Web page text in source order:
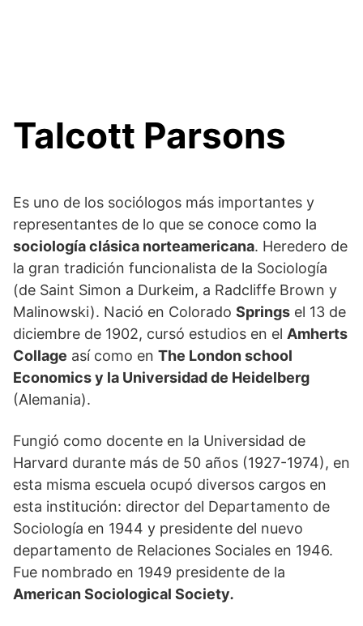
Talcott Parsons
Es uno de los sociólogos más importantes y
representantes de lo que se conoce como la
sociología clásica norteamericana. Heredero de
la gran tradición funcionalista de la Sociología
(de Saint Simon a Durkeim, a Radcliffe Brown y
Malinowski). Nació en Colorado Springs el 13 de
diciembre de 1902, cursó estudios en el Amherts
Collage así como en The London school
Economics y la Universidad de Heidelberg
(Alemania).
Fungió como docente en la Universidad de
Harvard durante más de 50 años (1927-1974), en
esta misma escuela ocupó diversos cargos en
esta institución: director del Departamento de
Sociología en 1944 y presidente del nuevo
departamento de Relaciones Sociales en 1946.
Fue nombrado en 1949 presidente de la
American Sociological Society.